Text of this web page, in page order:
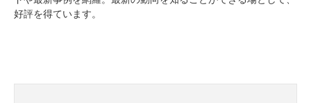
好評を得ています。